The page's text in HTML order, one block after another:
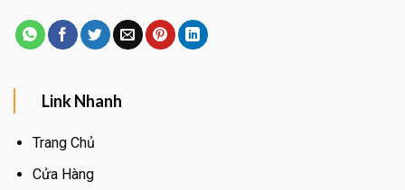
Link Nhanh
Trang Chủ
Cửa Hàng